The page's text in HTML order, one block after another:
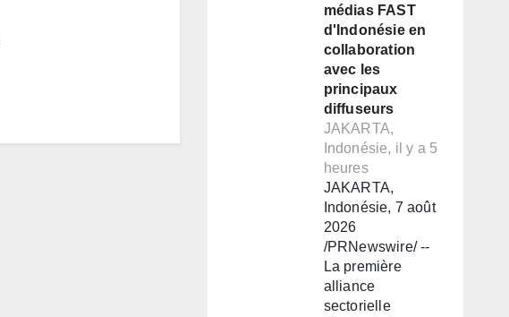
médias FAST
d'Indonésie en
collaboration
avec les
principaux
diffuseurs
JAKARTA,
Indonésie, il y a 5
heures
JAKARTA,
Indonésie, 7 août
2026
/PRNewswire/ --
La première
alliance
sectorielle